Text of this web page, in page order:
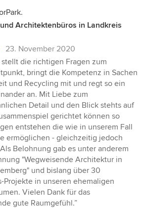
Architektenbüros in Landkreis
23. November 2020
stellt die richtigen Fragen zum
bringt die Kompetenz in Sachen
und Recycling mit und regt so ein
an. Mit Liebe zum
Detail und den Blick stehts auf
gerichtet können so
entstehen die wie in unserem Fall
ermöglichen - gleichzeitig jedoch
Belohnung gab es unter anderem
"Wegweisende Architektur in
und bislang über 30
Projekte in unseren ehemaligen
Vielen Dank für das
gute Raumgefühl.”